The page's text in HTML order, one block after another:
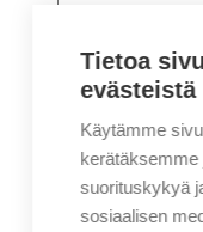
Nimi*
Tietoa
evästeistä
Käytämme
suorituskykyä
sosiaalisen